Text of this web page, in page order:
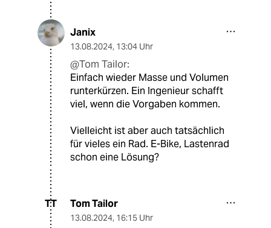
Janix
13.08.2024, 13:04 Uhr
@Tom Tailor:
Einfach wieder Masse und Volumen
runterkürzen. Ein Ingenieur schafft
viel, wenn die Vorgaben kommen.
Vielleicht ist aber auch tatsächlich
für vieles ein Rad. E-Bike, Lastenrad
schon eine Lösung?
TT Tom Tailor
13.08.2024, 16:15 Uhr